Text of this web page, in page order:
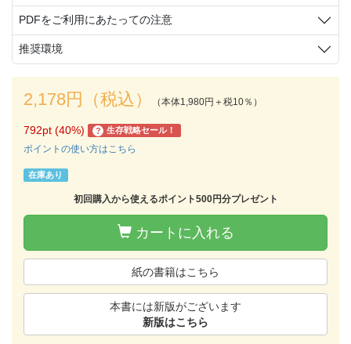
PDFをご利用にあたっての注意
推奨環境
2,178円（税込） （本体1,980円＋税10％）
792pt (40%) ? 生存戦略セール！
ポイントの使い方はこちら
在庫あり
初回購入から使えるポイント500円分プレゼント
カートに入れる
紙の書籍はこちら
本書には新版がございます
新版はこちら